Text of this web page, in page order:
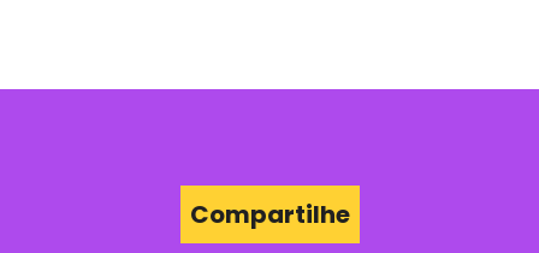
Compartilhe